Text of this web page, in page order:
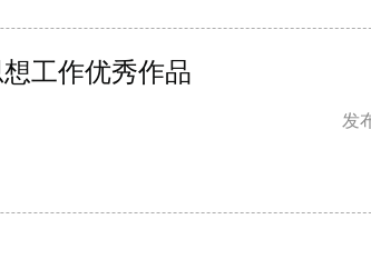
工作优秀作品
发